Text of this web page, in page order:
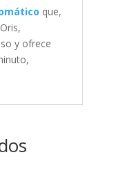
que,
y ofrece